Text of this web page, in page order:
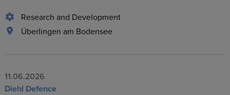
Research and Development
Überlingen am Bodensee
11.06.2026
Diehl Defence